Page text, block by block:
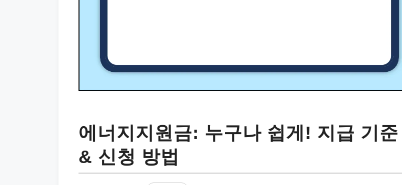
에너지지원금: 누구나 쉽게! 지급 기준
& 신청 방법